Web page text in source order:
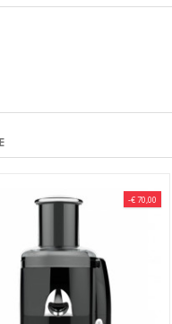
-€ 70,00